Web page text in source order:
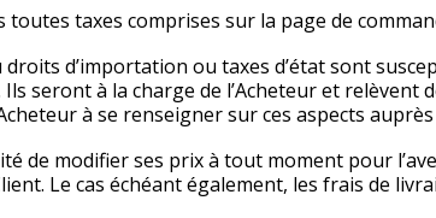
taxes comprises sur la page de
d’importation ou taxes d’état sont
seront à la charge de l’Acheteur et
à se renseigner sur ces aspects
de modifier ses prix à tout moment pour
Le cas échéant également, les frais de